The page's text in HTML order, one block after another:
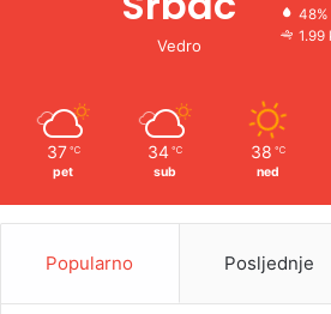
Vedro
48%
1.99
37 ℃
pet
34 ℃
sub
38 ℃
ned
Popularno Posljednje